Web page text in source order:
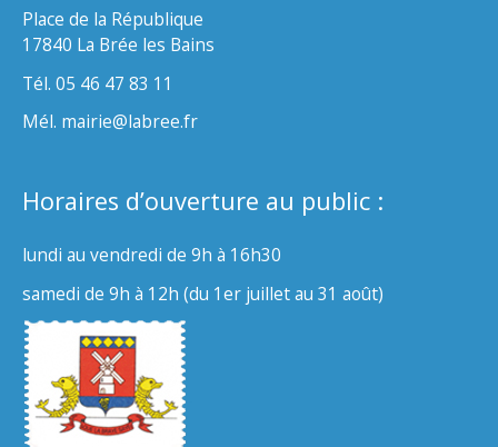
Place de la République
17840 La Brée les Bains
Tél. 05 46 47 83 11
Mél. mairie@labree.fr
Horaires d’ouverture au public :
lundi au vendredi de 9h à 16h30
samedi de 9h à 12h (du 1er juillet au 31 août)